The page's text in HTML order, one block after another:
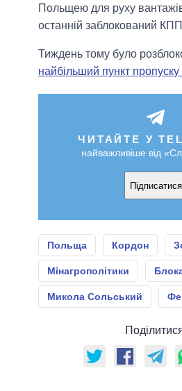
Польщею для руху
останній заблокований
Тиждень тому було
найбільший пункт
ЧИТАЙТЕ У
найважливіше від
Підписатися
Польща Кордон
Мінагрополітики
Микола Сольський